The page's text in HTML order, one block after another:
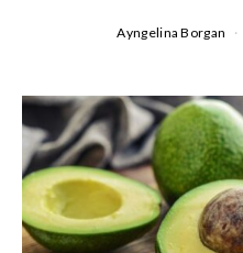
Ayngelina Borgan